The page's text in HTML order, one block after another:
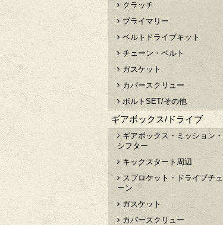
クラッチ
プライマリー
ベルトドライブキット
チェーン・ベルト
ガスケット
カバースクリュー
ボルトSET/その他
ギアボックス/ドライブ
ギアボックス・ミッション・
シフター
キックスタート周辺
スプロケット・ドライブチェ
ーン
ガスケット
カバースクリュー